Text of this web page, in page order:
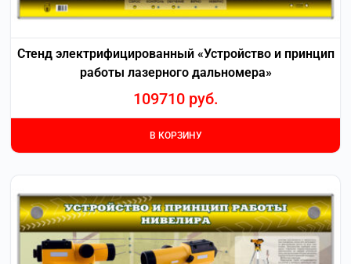
Стенд электрифицированный «Устройство и принцип
работы лазерного дальномера»
109710 руб.
В КОРЗИНУ